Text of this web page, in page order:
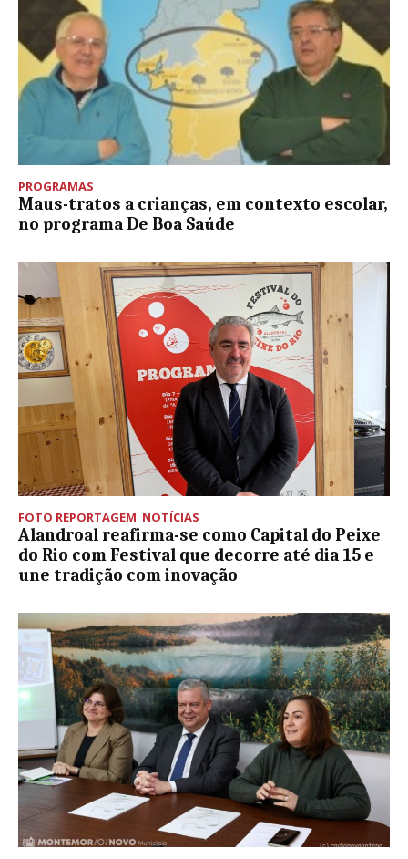
PROGRAMAS
Maus-tratos a crianças, em contexto escolar,
no programa De Boa Saúde
FOTO REPORTAGEM, NOTÍCIAS
Alandroal reafirma-se como Capital do Peixe
do Rio com Festival que decorre até dia 15 e
une tradição com inovação